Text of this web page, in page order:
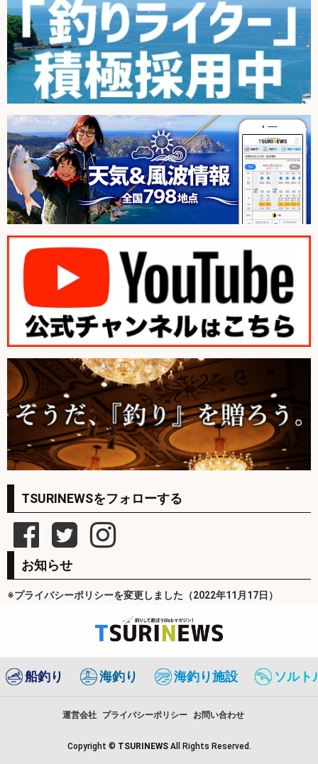
TSURINEWSをフォローする
お知らせ
※プライバシーポリシーを変更しました（2022年11月17日）
船釣り 海釣り 海釣り施設 ソルト
運営会社 プライバシーポリシー お問い合わせ
Copyright © TSURINEWS All Rights Reserved.